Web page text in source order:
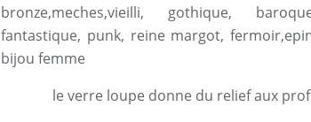
bronze,meches,vieilli, gothique,
fantastique, punk, reine margot,
bijou femme
le verre loupe donne du relief aux